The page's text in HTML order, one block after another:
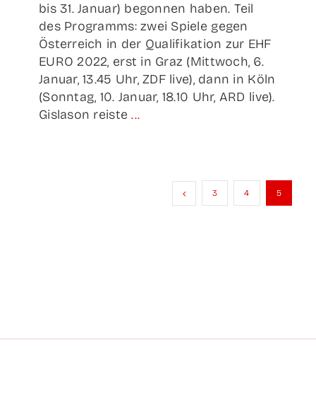
bis 31. Januar) begonnen haben. Teil
des Programms: zwei Spiele gegen
Österreich in der Qualifikation zur EHF
EURO 2022, erst in Graz (Mittwoch, 6.
Januar, 13.45 Uhr, ZDF live), dann in Köln
(Sonntag, 10. Januar, 18.10 Uhr, ARD live).
Gislason reiste...
3 4 5